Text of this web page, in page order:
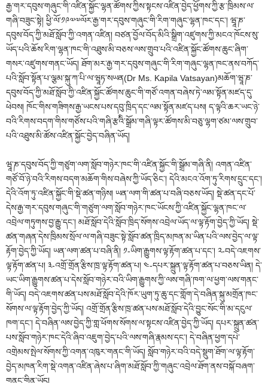
རྒྱ་གར་དབུས་གཞུང་གི་འཛིན་སྐྱོང་ལྷན་ཚོགས་ཀྱིས་སྟངས་འཛིན་བྱེད་ཕྱོགས་ཀྱི་རྩ་ཁྲིམས་ལ་
གཞི་བཟུང་སྟེ། ཕྱི་ལོ་༡༩༧༧ལོར་རྒྱ་གར་དབུས་གཞུང་གི་རིག་གཞུང་ལྷན་ཁང་དང་། ཝཱ་ཎ་
དབུས་བོད་ཀྱི་མཐོ་སློབ་ཀྱི་འགན་འཛིན། བཙན་བྱོལ་བོད་མིའི་སྒྲིག་འཛུགས་ཀྱི་མངའ་ཁོངས་སུ་
ཡོད་པའི་ཆོས་རིག་ལྷན་ཁང་གི་འཐུས་མི་བཅས་ལས་གྲུབ་པའི་འཛིན་སྐྱོང་ཚོགས་ཆུང་ཞིག་
གསར་འཛུགས་གནང་ཡོད། ཐོག་མར་རྒྱ་གར་དབུས་གཞུང་གི་རིག་གཞུང་ལྷན་ཁང་ནས་བཀོད་
པའི་སློབ་སྟོན་པ་ལྕམ་སྐུ་ཀ་པི་ལ་ཝཱཏ་སཡན(Dr Ms. Kapila Vatsayan)མཆོག་ཝཱ་ཎ་
དབུས་བོད་ཀྱི་མཐོ་སློབ་ཀྱི་འཛིན་སྐྱོང་ཚོགས་ཆུང་གི་གཙོ་འགན་བཞེས་ཏེ་ལམ་སྟོན་མཛད་དུ་
ཕེབས། ཁོང་གིས་གཟིགས་རྒྱ་ཡངས་པས་དབུ་ཁྲིད་དང་ལམ་སྟོན་མཛད་པས། ད་ལྟའི་ཆར་ཡང་ཉེ་
བའི་རིགས་བདག་གིས་གཙོས་པའི་གཞི་རྩའིི་སྒྲོམ་གཞི་ལྟར་ཚོགས་མི་བཅུ་ལྷག་ཙམ་ལས་གྲུབ་
པའི་འཐུས་མི་ཚོས་འཛིན་སྐྱོང་བྱེད་བཞིན་ཡོད།
ཝཱ་ཎ་དབུས་བོད་ཀྱི་གཙུག་ལག་སློབ་གཉེར་ཁང་གི་འཛིན་སྐྱོང་གི་སྒྲོམ་གཞི་ནི། འགན་འཛིན་
གཙོ་བོ་ཉེ་བའི་རིགས་བདག་མཆོག་གིས་བཞེས་ཀྱི་ཡོད་ཅིང་། དེའི་མངའ་འོག་ཏུ་རིགས་དྲུང་དང་།
དེའི་འོག་ཏུ་འཛིན་སྐྱོང་གི་སྡེ་ཚན་གཉིས། ཡན་ལག་གི་ཚན་པ་བཞི་བཅས་ཡོད། སྡེ་ཚན་དང་པོ་
དེས་རྒྱ་གར་དབུས་གཞུང་གི་གཙུག་ལག་སློབ་གཉེར་ཁང་ཡོངས་ཀྱི་འཛིན་སྐྱོང་ལྷན་ཁང་ལ་
འབྲེལ་གཏུགས་བྱ་རྒྱུ་དང་། མཐོ་སློབ་དེའི་སློབ་ཁྲིད་སོགས་འབྲེལ་ཡོད་ལ་ལྟ་རྟོག་བྱེད་ཀྱི་ཡོད། སྡེ་
ཚན་གཞན་དེས་ཁྲིམས་སྲོལ་ལ་གཞི་བཟུང་སྟེ་སློབ་ཚན་ཁྲིད་མཁན་མ་ཡིན་པའི་ལས་བྱེད་ལ་ལྟ་
རྟོག་བྱེད་ཀྱི་ཡོད། ཡན་ལག་ཚན་པ་བཞི་ནི། ༡-ཡིག་རྒྱུགས་ལྟ་རྟོག་ཚན་པ་དང་། ༢-བདེ་འཇགས་
ལྟ་རྟོག་ཚན་པ། ༣-འགྲོ་གྲོན་རྩིས་ཁྲ་ལྟ་རྟོག་ཚན་པ། ༤-དཔར་སྐྲུན་ལྟ་རྟོག་ཚན་པ་བཅས་ཡིན། དེ་
ཡང་ཡིག་རྒྱུགས་ཚན་པ་དེས་སློབ་གཉེར་བའི་ཡིག་རྒྱུགས་ཀྱི་ལས་གཞི་ཁག་ལ་ཕྱག་ལས་གནང་
གི་ཡོད། བདེ་འཇགས་ཚན་པས་མཐོ་སློབ་དེའི་ཁོར་ཡུག་ཏུ་ཆུ་དང་གློག་དེ་བཞིན་སྐུ་མགྲོན་ཁང་
སོགས་ལ་ལྟ་རྟོག་བྱེད་ཀྱི་ཡོད། འགྲོ་གྲོན་རྩིས་ཁྲ་ཚན་པས་མཐོ་སློབ་དེའི་བྱུང་སོང་གི་མ་དངུལ་
ཁག་དང་། དེ་བཞིན་ལས་བྱེད་ཀྱི་གླ་ཕོགས་སོགས་ལ་སྟངས་འཛིན་བྱེད་ཀྱི་ཡོད། དཔར་སྐྲུན་ཚན་
པས་སློབ་གཉེར་ཁང་དེའི་ཞིབ་འཇུག་བྱེད་པའི་ལས་གཞི་རྣམས་དང་། དེ་བཞིན་ཕྱག་དཔེ་
འགྲེམས་སྤེལ་སོགས་ཀྱི་འགན་འཁུར་གནང་གི་ཡོད། སློབ་གཉེར་བའི་བདེ་སྡུག་ཐོག་ལ་ལྟ་རྟོག་
བྱེད་མཁན་རིག་སྡེ་འགན་འཛིན་ཞེས་པ་ཞིག་མཐོ་སློབ་ཀྱི་གཞུང་འབྲེལ་ཐོག་ནས་བསྐོ་བཞག་
གནང་གིན་ཡོད།